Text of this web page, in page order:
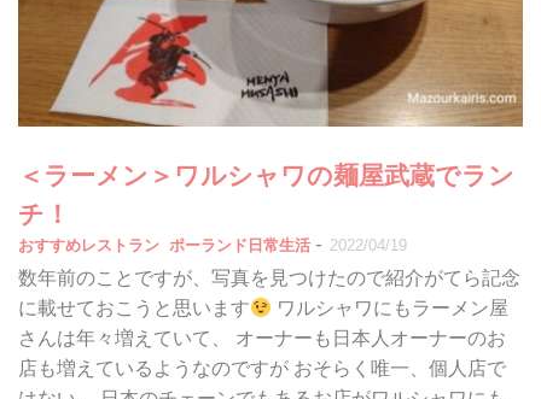
＜ラーメン＞ワルシャワの麺屋武蔵でラン
チ！
おすすめレストラン ポーランド日常生活 - 2022/04/19
数年前のことですが、写真を見つけたので紹介がてら記念
に載せておこうと思います
ワルシャワにもラーメン屋
さんは年々増えていて、 オーナーも日本人オーナーのお
店も増えているようなのですが おそらく唯一、個人店で